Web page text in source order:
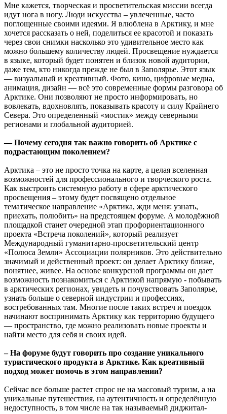
Мне кажется, творческая и просветительская миссии всегда
идут нога в ногу. Люди искусства – увлеченные, часто
поглощенные своими идеями. Я влюблена в Арктику, и мне
хочется рассказать о ней, поделиться ее красотой и показать
через свои снимки насколько это удивительное место как
можно большему количеству людей. Просвещение нуждается
в языке, который будет понятен и близок новой аудитории,
даже тем, кто никогда прежде не был в Заполярье. Этот язык
— визуальный и креативный. Фото, кино, цифровые медиа,
анимация, дизайн — всё это современные формы разговора об
Арктике. Они позволяют не просто информировать, но
вовлекать, вдохновлять, показывать красоту и силу Крайнего
Севера. Это определенный «мостик» между северными
регионами и глобальной аудиторией.
— Почему сегодня так важно говорить об Арктике с
подрастающим поколением?
Арктика – это не просто точка на карте, а целая вселенная
возможностей для профессионального и творческого роста.
Как выстроить системную работу в сфере арктического
просвещения – этому будет посвящено отдельное
тематическое направление «Арктика, жди меня: узнать,
приехать, полюбить» на предстоящем форуме. А молодёжной
площадкой станет очередной этап профориентационного
проекта «Встреча поколений», который реализует
Международный гуманитарно-просветительский центр
«Полюса Земли» Ассоциации полярников. Это действительно
значимый и действенный проект: он делает Арктику ближе,
понятнее, живее. На основе конкурсной программы он дает
возможность познакомиться с Арктикой напрямую - побывать
в арктических регионах, увидеть и почувствовать Заполярье,
узнать больше о северной индустрии и профессиях,
востребованных там. Многие после таких встреч и поездок
начинают воспринимать Арктику как территорию будущего
— пространство, где можно реализовать новые проекты и
найти место для себя и своих идей.
– На форуме будут говорить про создание уникального
туристического продукта в Арктике. Как креативный
подход может помочь в этом направлении?
Сейчас все больше растет спрос не на массовый туризм, а на
уникальные путешествия, на аутентичность и определённую
недоступность, в том числе на так называемый диджитал-